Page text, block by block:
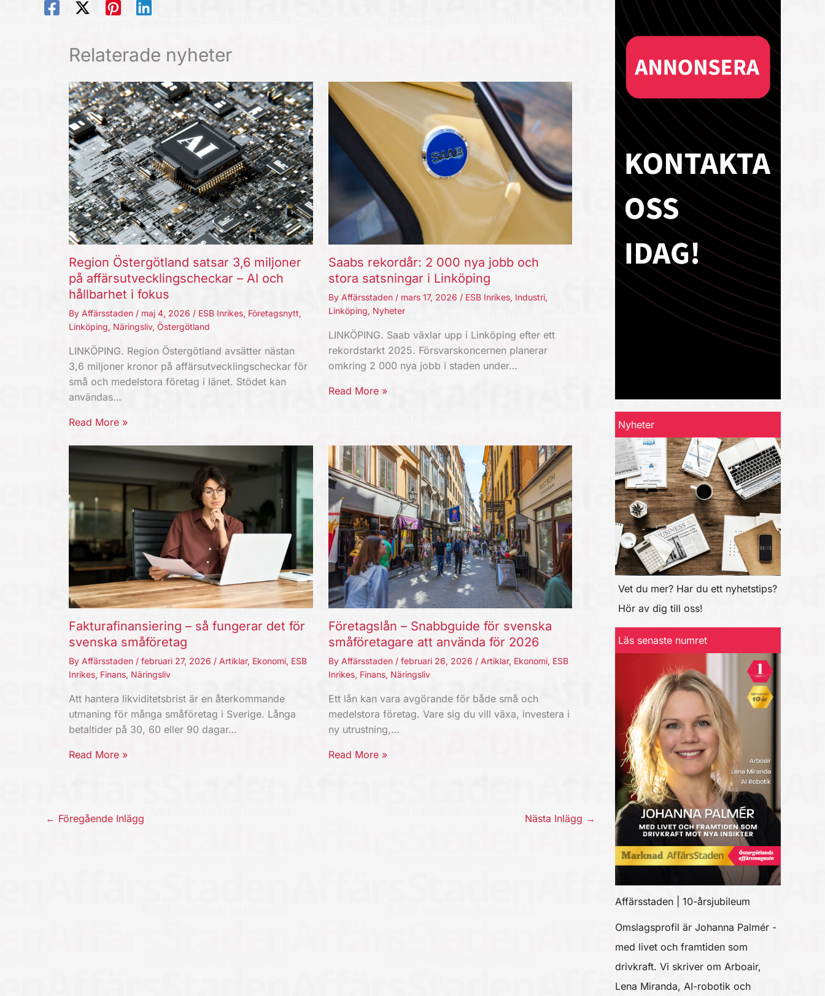
Relaterade nyheter
Region Östergötland satsar 3,6 miljoner
på affärsutvecklingscheckar – AI och
hållbarhet i fokus
By Affärsstaden / maj 4, 2026 / ESB Inrikes, Företagsnytt,
Linköping, Näringsliv, Östergötland
LINKÖPING. Region Östergötland avsätter nästan
3,6 miljoner kronor på affärsutvecklingscheckar för
små och medelstora företag i länet. Stödet kan
användas…
Read More »
Saabs rekordår: 2 000 nya jobb och
stora satsningar i Linköping
By Affärsstaden / mars 17, 2026 / ESB Inrikes, Industri,
Linköping, Nyheter
LINKÖPING. Saab växlar upp i Linköping efter ett
rekordstarkt 2025. Försvarskoncernen planerar
omkring 2 000 nya jobb i staden under…
Read More »
Fakturafinansiering – så fungerar det för
svenska småföretag
By Affärsstaden / februari 27, 2026 / Artiklar, Ekonomi, ESB
Inrikes, Finans, Näringsliv
Att hantera likviditetsbrist är en återkommande
utmaning för många småföretag i Sverige. Långa
betaltider på 30, 60 eller 90 dagar…
Read More »
Företagslån – Snabbguide för svenska
småföretagare att använda för 2026
By Affärsstaden / februari 26, 2026 / Artiklar, Ekonomi, ESB
Inrikes, Finans, Näringsliv
Ett lån kan vara avgörande för både små och
medelstora företag. Vare sig du vill växa, investera i
ny utrustning,…
Read More »
← Föregående Inlägg Nästa Inlägg →
Nyheter
Vet du mer? Har du ett nyhetstips?
Hör av dig till oss!
Läs senaste numret
Affärsstaden | 10-årsjubileum
Omslagsprofil är Johanna Palmér -
med livet och framtiden som
drivkraft. Vi skriver om Arboair,
Lena Miranda, AI-robotik och